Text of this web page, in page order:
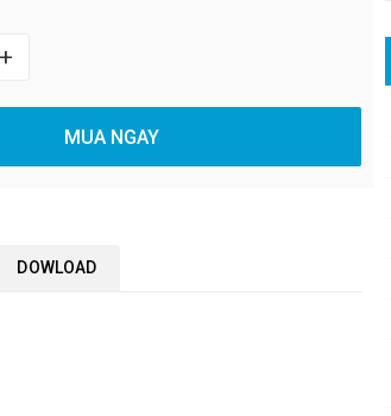
+
MUA NGAY
DOWLOAD